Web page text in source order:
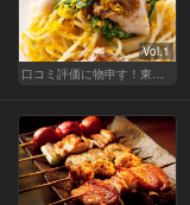
Vol.1
口コミ評価に物申す！東カレが選ぶ上級レストラン